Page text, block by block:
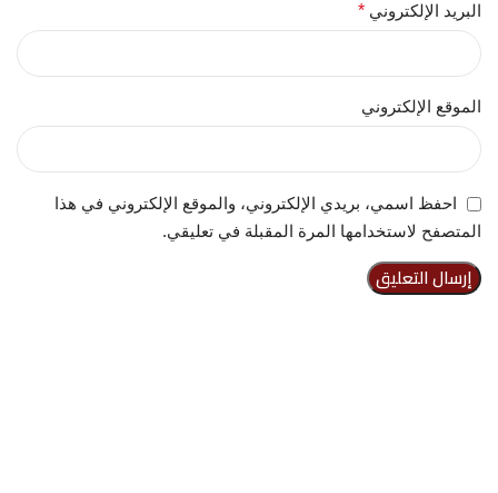
البريد الإلكتروني *
الموقع الإلكتروني
احفظ اسمي، بريدي الإلكتروني، والموقع الإلكتروني في هذا
المتصفح لاستخدامها المرة المقبلة في تعليقي.